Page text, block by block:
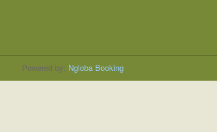
Powered by: Ngloba Booking